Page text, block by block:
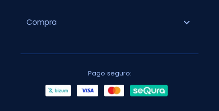
Compra expand_more
Pago seguro: